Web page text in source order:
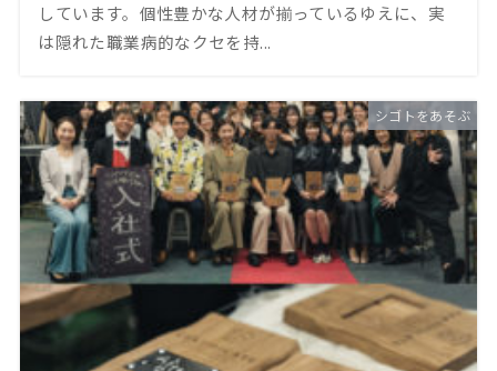
しています。個性豊かな人材が揃っているゆえに、実
は隠れた職業病的なクセを持...
シゴトをあそぶ